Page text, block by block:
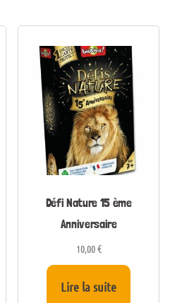
Défi Nature 15 ème
Anniversaire
10,00€
Lire la suite